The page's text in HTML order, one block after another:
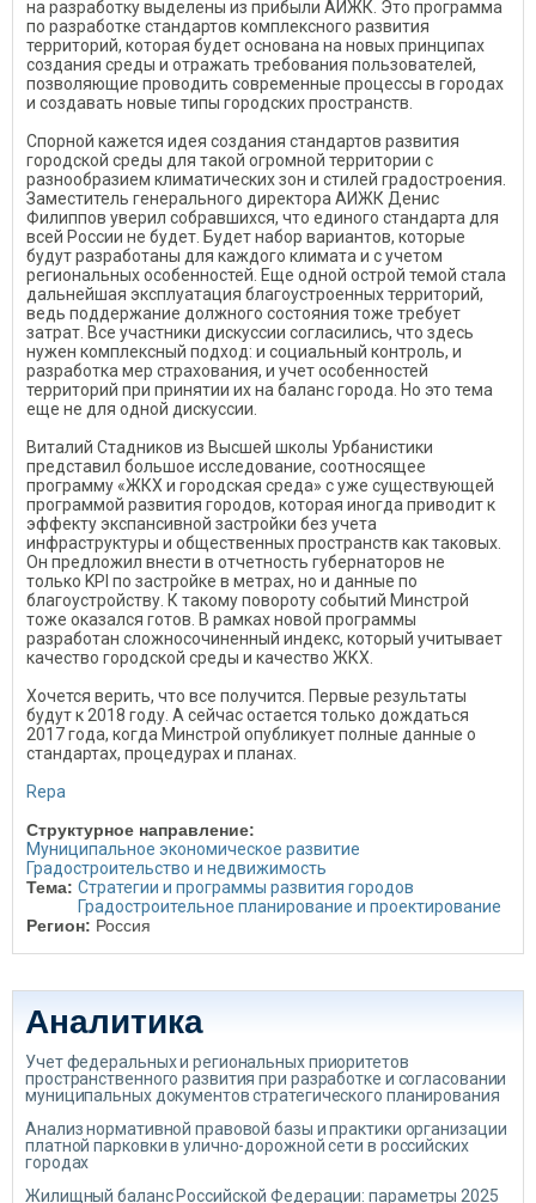
на разработку выделены из прибыли АИЖК. Это программа
по разработке стандартов комплексного развития
территорий, которая будет основана на новых принципах
создания среды и отражать требования пользователей,
позволяющие проводить современные процессы в городах
и создавать новые типы городских пространств.
Спорной кажется идея создания стандартов развития
городской среды для такой огромной территории с
разнообразием климатических зон и стилей градостроения.
Заместитель генерального директора АИЖК Денис
Филиппов уверил собравшихся, что единого стандарта для
всей России не будет. Будет набор вариантов, которые
будут разработаны для каждого климата и с учетом
региональных особенностей. Еще одной острой темой стала
дальнейшая эксплуатация благоустроенных территорий,
ведь поддержание должного состояния тоже требует
затрат. Все участники дискуссии согласились, что здесь
нужен комплексный подход: и социальный контроль, и
разработка мер страхования, и учет особенностей
территорий при принятии их на баланс города. Но это тема
еще не для одной дискуссии.
Виталий Стадников из Высшей школы Урбанистики
представил большое исследование, соотносящее
программу «ЖКХ и городская среда» с уже существующей
программой развития городов, которая иногда приводит к
эффекту экспансивной застройки без учета
инфраструктуры и общественных пространств как таковых.
Он предложил внести в отчетность губернаторов не
только KPI по застройке в метрах, но и данные по
благоустройству. К такому повороту событий Минстрой
тоже оказался готов. В рамках новой программы
разработан сложносочиненный индекс, который учитывает
качество городской среды и качество ЖКХ.
Хочется верить, что все получится. Первые результаты
будут к 2018 году. А сейчас остается только дождаться
2017 года, когда Минстрой опубликует полные данные о
стандартах, процедурах и планах.
Repa
Структурное направление:
Муниципальное экономическое развитие
Градостроительство и недвижимость
Тема: Стратегии и программы развития городов
Градостроительное планирование и проектирование
Регион: Россия
Аналитика
Учет федеральных и региональных приоритетов
пространственного развития при разработке и согласовании
муниципальных документов стратегического планирования
Анализ нормативной правовой базы и практики организации
платной парковки в улично-дорожной сети в российских
городах
Жилищный баланс Российской Федерации: параметры 2025